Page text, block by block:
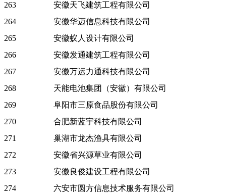
263
安徽天飞建筑工程有限公司
264
安徽华迈信息科技有限公司
265
安徽蚁人设计有限公司
266
安徽发通建筑工程有限公司
267
安徽万运力通科技有限公司
268
天能电池集团（安徽）有限公司
269
阜阳市三原食品股份有限公司
270
合肥新蓝宇科技有限公司
271
巢湖市龙杰渔具有限公司
272
安徽省兴源草业有限公司
273
安徽良俊建设工程有限公司
274
六安市圆方信息技术服务有限公司